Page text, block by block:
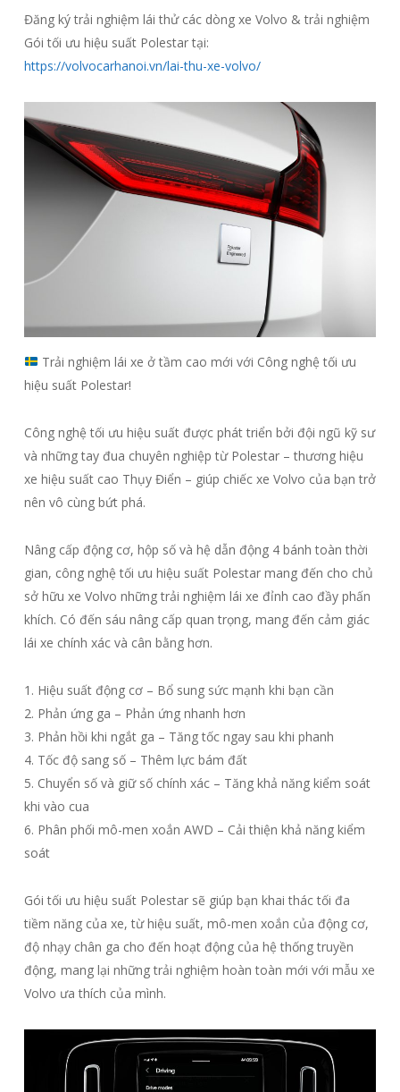
Đăng ký trải nghiệm lái thử các dòng xe Volvo & trải nghiệm
Gói tối ưu hiệu suất Polestar tại:
https://volvocarhanoi.vn/lai-thu-xe-volvo/
Trải nghiệm lái xe ở tầm cao mới với Công nghệ tối ưu
hiệu suất Polestar!
Công nghệ tối ưu hiệu suất được phát triển bởi đội ngũ kỹ sư
và những tay đua chuyên nghiệp từ Polestar – thương hiệu
xe hiệu suất cao Thụy Điển – giúp chiếc xe Volvo của bạn trở
nên vô cùng bứt phá.
Nâng cấp động cơ, hộp số và hệ dẫn động 4 bánh toàn thời
gian, công nghệ tối ưu hiệu suất Polestar mang đến cho chủ
sở hữu xe Volvo những trải nghiệm lái xe đỉnh cao đầy phấn
khích. Có đến sáu nâng cấp quan trọng, mang đến cảm giác
lái xe chính xác và cân bằng hơn.
1. Hiệu suất động cơ – Bổ sung sức mạnh khi bạn cần
2. Phản ứng ga – Phản ứng nhanh hơn
3. Phản hồi khi ngắt ga – Tăng tốc ngay sau khi phanh
4. Tốc độ sang số – Thêm lực bám đất
5. Chuyển số và giữ số chính xác – Tăng khả năng kiểm soát
khi vào cua
6. Phân phối mô-men xoắn AWD – Cải thiện khả năng kiểm
soát
Gói tối ưu hiệu suất Polestar sẽ giúp bạn khai thác tối đa
tiềm năng của xe, từ hiệu suất, mô-men xoắn của động cơ,
độ nhạy chân ga cho đến hoạt động của hệ thống truyền
động, mang lại những trải nghiệm hoàn toàn mới với mẫu xe
Volvo ưa thích của mình.